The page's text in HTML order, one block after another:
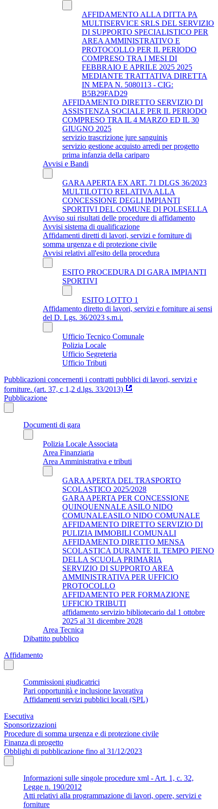
AFFIDAMENTO ALLA DITTA PA
MULTISERVICE SRLS DEL SERVIZIO
DI SUPPORTO SPECIALISTICO PER
AREA AMMINISTRATIVO E
PROTOCOLLO PER IL PERIODO
COMPRESO TRA I MESI DI
FEBBRAIO E APRILE 2025 2025
MEDIANTE TRATTATIVA DIRETTA
IN MEPA N. 5080113 - CIG:
B5B29FAD29
AFFIDAMENTO DIRETTO SERVIZIO DI
ASSISTENZA SOCIALE PER IL PERIODO
COMPRESO TRA IL 4 MARZO ED IL 30
GIUGNO 2025
servizio trascrizione jure sanguinis
servizio gestione acquisto arredi per progetto
prima infanzia della cariparo
Avvisi e Bandi
GARA APERTA EX ART. 71 DLGS 36/2023
MULTILOTTO RELATIVA ALLA
CONCESSIONE DEGLI IMPIANTI
SPORTIVI DEL COMUNE DI POLESELLA
Avviso sui risultati delle procedure di affidamento
Avvisi sistema di qualificazione
Affidamenti diretti di lavori, servizi e forniture di
somma urgenza e di protezione civile
Avvisi relativi all'esito della procedura
ESITO PROCEDURA DI GARA IMPIANTI
SPORTIVI
ESITO LOTTO 1
Affidamento diretto di lavori, servizi e forniture ai sensi
del D. Lgs. 36/2023 s.m.i.
Ufficio Tecnico Comunale
Polizia Locale
Ufficio Segreteria
Ufficio Tributi
Pubblicazioni concernenti i contratti pubblici di lavori, servizi e
forniture. (art. 37, c 1,2 d.lgs. 33/2013)
Pubblicazione
Documenti di gara
Polizia Locale Associata
Area Finanziaria
Area Amministrativa e tributi
GARA APERTA DEL TRASPORTO
SCOLASTICO 2025/2028
GARA APERTA PER CONCESSIONE
QUINQUENNALE ASILO NIDO
COMUNALEASILO NIDO COMUNALE
AFFIDAMENTO DIRETTO SERVIZIO DI
PULIZIA IMMOBILI COMUNALI
AFFIDAMENTO DIRETTO MENSA
SCOLASTICA DURANTE IL TEMPO PIENO
DELLA SCUOLA PRIMARIA
SERVIZIO DI SUPPORTO AREA
AMMINISTRATIVA PER UFFICIO
PROTOCOLLO
AFFIDAMENTO PER FORMAZIONE
UFFICIO TRIBUTI
affidamento servizio bibliotecario dal 1 ottobre
2025 al 31 dicembre 2028
Area Tecnica
Dibattito pubblico
Affidamento
Commissioni giudicatrici
Pari opportunità e inclusione lavorativa
Affidamenti servizi pubblici locali (SPL)
Esecutiva
Sponsorizzazioni
Procedure di somma urgenza e di protezione civile
Finanza di progetto
Obblighi di pubblicazione fino al 31/12/2023
Informazioni sulle singole procedure xml - Art. 1, c. 32,
Legge n. 190/2012
Atti relativi alla programmazione di lavori, opere, servizi e
forniture